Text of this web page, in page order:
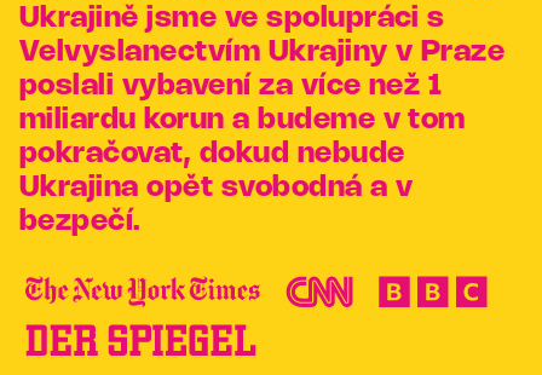
Ukrajině jsme ve spolupráci s
Velvyslanectvím Ukrajiny v Praze
poslali vybavení za více než 1
miliardu korun a budeme v tom
pokračovat, dokud nebude
Ukrajina opět svobodná a v
bezpečí.